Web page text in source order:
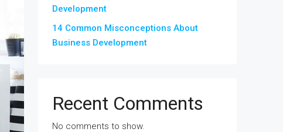
Development
14 Common Misconceptions About
Business Development
Recent Comments
No comments to show.